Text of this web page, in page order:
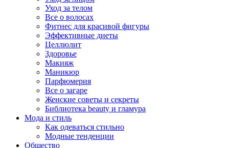
Уход за телом
Все о волосах
Фитнес для красивой фигуры
Эффективные диеты
Целлюлит
Здоровье
Макияж
Маникюр
Парфюмерия
Все о загаре
Женские советы и секреты
Библиотека beauty и гламура
Мода и стиль
Как одеваться стильно
Модные тенденции
Общество